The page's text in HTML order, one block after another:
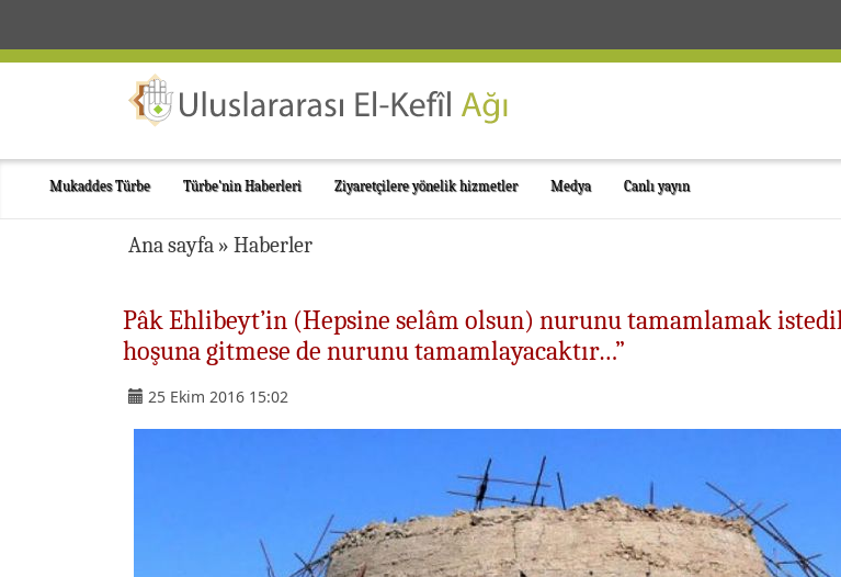
Mukaddes Türbe Türbe'nin Haberleri Ziyaretçilere yönelik hizmetler Medya Canlı yayın
Ana sayfa » Haberler
Pâk Ehlibeyt’in (Hepsine selâm olsun) nurunu tamamlamak
hoşuna gitmese de nurunu tamamlayacaktır…”
25 Ekim 2016 15:02